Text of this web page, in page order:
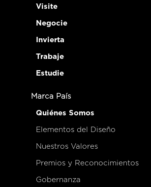
Visite
Negocie
Invierta
Trabaje
Estudie
Marca País
Quiénes Somos
Elementos del Diseño
Nuestros Valores
Premios y Reconocimientos
Gobernanza